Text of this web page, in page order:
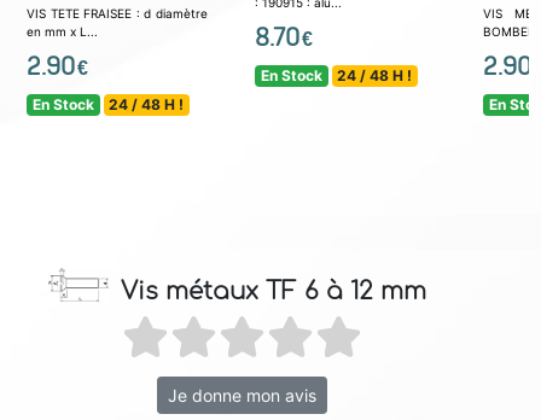
VIS TETE FRAISEE : d diamètre
en mm x L...
2.90€
En Stock 24 / 48 H !
8.70€
En Stock 24 / 48 H !
VIS
BOMBEE
2.90
En
Vis métaux TF 6 à 12 mm
Je donne mon avis